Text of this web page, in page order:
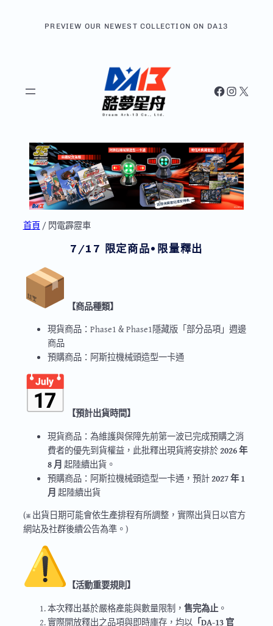
PREVIEW OUR NEWEST COLLECTION ON DA13
Facebook Instagram X
首頁/ 閃電霹靂車
7/17 限定商品•限量釋出
【商品種類】
現貨商品：Phase1 & Phase1隱藏版「部分品項」週邊
商品
預購商品：阿斯拉機械頭造型一卡通
【預計出貨時間】
現貨商品：為維護與保障先前第一波已完成預購之消
費者的優先到貨權益，此批釋出現貨將安排於2026 年
8 月起陸續出貨。
預購商品：阿斯拉機械頭造型一卡通，預計2027 年 1
月起陸續出貨
(※ 出貨日期可能會依生產排程有所調整，實際出貨日以官方
網站及社群後續公告為準。)
【活動重要規則】
本次釋出基於嚴格產能與數量限制， 售完為止。
實際開放釋出之品項與即時庫存，均以「DA-13 官